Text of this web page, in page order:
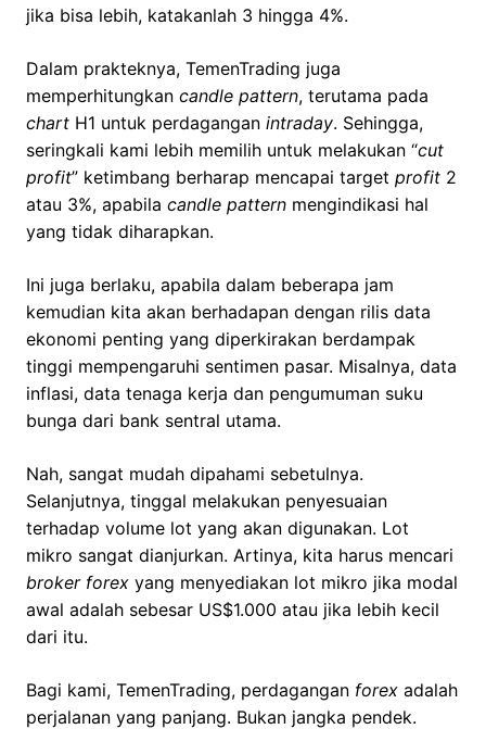
jika bisa lebih, katakanlah 3 hingga 4%.
Dalam prakteknya, TemenTrading juga
memperhitungkan candle pattern, terutama pada
chart H1 untuk perdagangan intraday. Sehingga,
seringkali kami lebih memilih untuk melakukan “cut
profit” ketimbang berharap mencapai target profit 2
atau 3%, apabila candle pattern mengindikasi hal
yang tidak diharapkan.
Ini juga berlaku, apabila dalam beberapa jam
kemudian kita akan berhadapan dengan rilis data
ekonomi penting yang diperkirakan berdampak
tinggi mempengaruhi sentimen pasar. Misalnya, data
inflasi, data tenaga kerja dan pengumuman suku
bunga dari bank sentral utama.
Nah, sangat mudah dipahami sebetulnya.
Selanjutnya, tinggal melakukan penyesuaian
terhadap volume lot yang akan digunakan. Lot
mikro sangat dianjurkan. Artinya, kita harus mencari
broker forex yang menyediakan lot mikro jika modal
awal adalah sebesar US$1.000 atau jika lebih kecil
dari itu.
Bagi kami, TemenTrading, perdagangan forex adalah
perjalanan yang panjang. Bukan jangka pendek.